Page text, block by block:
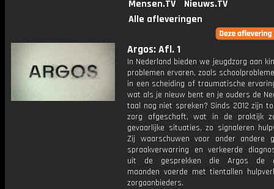
Mensen.TV
Nieuws.TV
Alle afleveringen
Argos: Afl. 1
In Nederland bieden we jeugdzorg aan
problemen ervaren, zoals
in een scheiding of traumatische
wat als je nieuw bent en je ouders de
taal nog niet spreken? Sinds 2012 zijn
zorg afgeschaft, wat in de praktijk
gevaarlijke situaties, zo signaleren
Zij waarschuwen voor onder andere
spraakverwarring en verkeerde
uit de gesprekken die Argos de
maanden voerde met tientallen
zorgaanbieders.